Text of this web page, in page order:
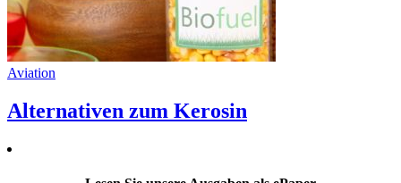
Aviation
Alternativen zum Kerosin